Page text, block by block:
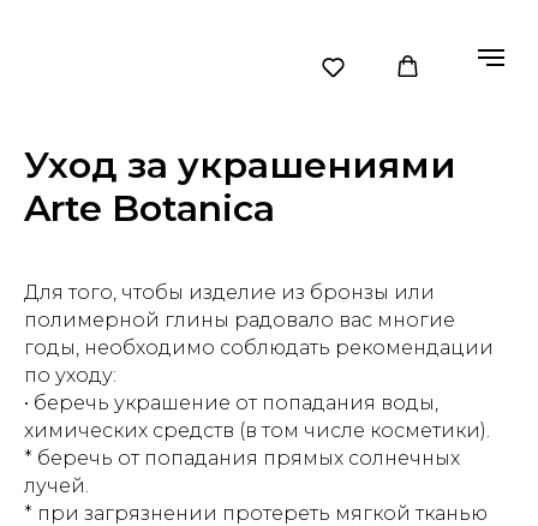
Уход за украшениями
Arte Botanica
Для того, чтобы изделие из бронзы или
полимерной глины радовало вас многие
годы, необходимо соблюдать рекомендации
по уходу:
• беречь украшение от попадания воды,
химических средств (в том числе косметики).
* беречь от попадания прямых солнечных
лучей.
* при загрязнении протереть мягкой тканью